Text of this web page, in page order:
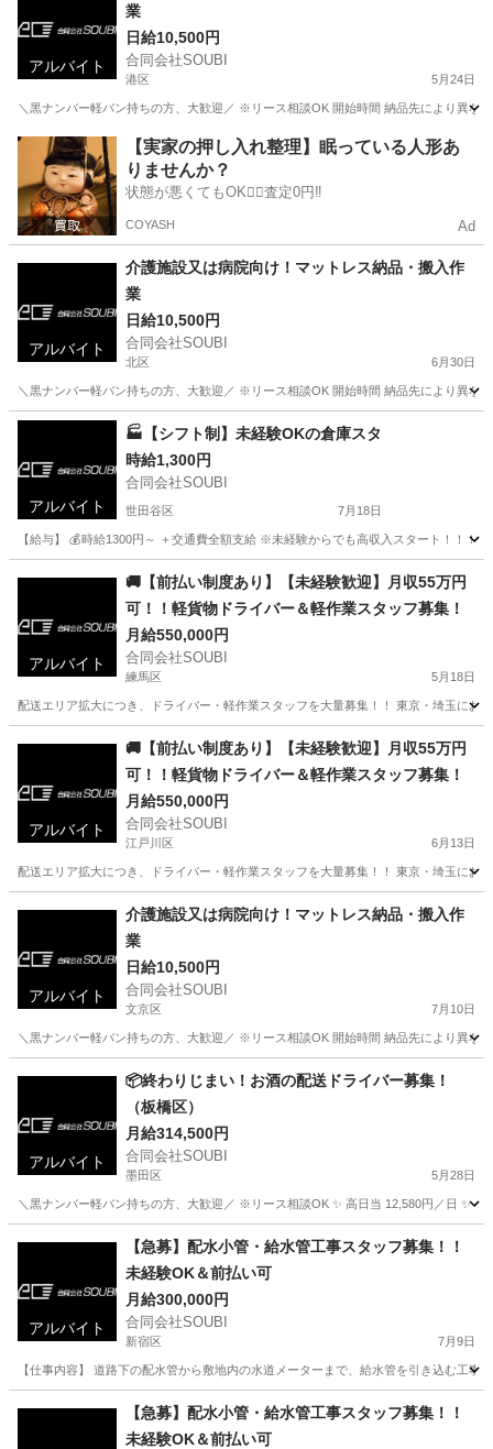
アルバイト
業
日給10,500円
合同会社SOUBI
港区 5月24日
＼黒ナンバー軽バン持ちの方、大歓迎／ ※リース相談OK 開始時間 納品先により異
東京 港区 配送 介護施設
【実家の押し入れ整理】眠っている人形あ
りませんか？
状態が悪くてもOK🙆‍♀️査定0円‼️
COYASH Ad
アルバイト
介護施設又は病院向け！マットレス納品・搬入作
業
日給10,500円
合同会社SOUBI
北区 6月30日
＼黒ナンバー軽バン持ちの方、大歓迎／ ※リース相談OK 開始時間 納品先により異
東京 北区 配送 介護施設
アルバイト
🏭【シフト制】未経験OKの倉庫スタ
時給1,300円
合同会社SOUBI
世田谷区 7月18日
【給与】 💰時給1300円～ ＋交通費全額支給 ※未経験からでも高収入スタート！
倉庫 スタッフ
アルバイト
🚚【前払い制度あり】【未経験歓迎】月収55万円
可！！軽貨物ドライバー＆軽作業スタッフ募集！
月給550,000円
合同会社SOUBI
練馬区 5月18日
配送エリア拡大につき、ドライバー・軽作業スタッフを大量募集！！ 東京・埼玉に
配送 スタッフ
アルバイト
🚚【前払い制度あり】【未経験歓迎】月収55万円
可！！軽貨物ドライバー＆軽作業スタッフ募集！
月給550,000円
合同会社SOUBI
江戸川区 6月13日
配送エリア拡大につき、ドライバー・軽作業スタッフを大量募集！！ 東京・埼玉に
配送 スタッフ
アルバイト
介護施設又は病院向け！マットレス納品・搬入作
業
日給10,500円
合同会社SOUBI
文京区 7月10日
＼黒ナンバー軽バン持ちの方、大歓迎／ ※リース相談OK 開始時間 納品先により異
配送 介護施設
アルバイト
📦終わりじまい！お酒の配送ドライバー募集！
（板橋区）
月給314,500円
合同会社SOUBI
墨田区 5月28日
＼黒ナンバー軽バン持ちの方、大歓迎／ ※リース相談OK ✨ 高日当 12,580円／
配送
アルバイト
【急募】配水小管・給水管工事スタッフ募集！！
未経験OK＆前払い可
月給300,000円
合同会社SOUBI
新宿区 7月9日
【仕事内容】 道路下の配水管から敷地内の水道メーターまで、給水管を引き込む工
大工 大型
【急募】配水小管・給水管工事スタッフ募集！！
未経験OK＆前払い可